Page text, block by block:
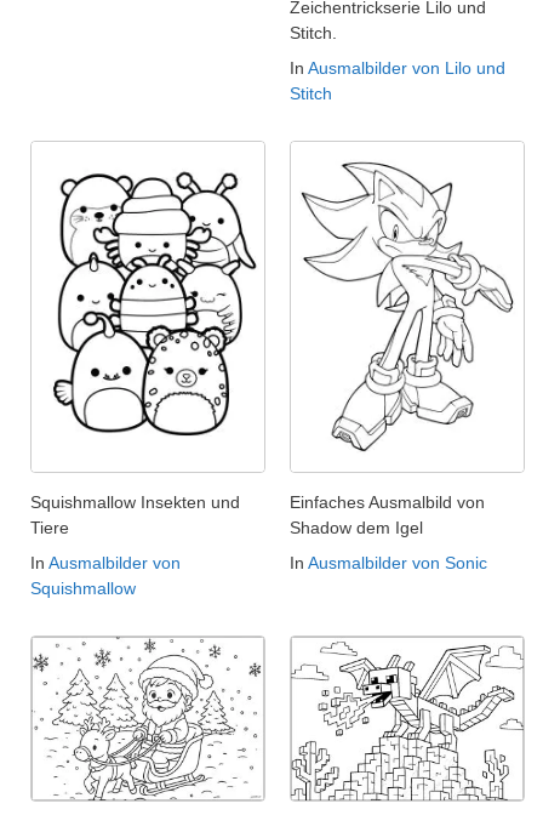
Zeichentrickserie Lilo und
Stitch.
In Ausmalbilder von Lilo und
Stitch
Squishmallow Insekten und
Tiere
In Ausmalbilder von
Squishmallow
Einfaches Ausmalbild von
Shadow dem Igel
In Ausmalbilder von Sonic